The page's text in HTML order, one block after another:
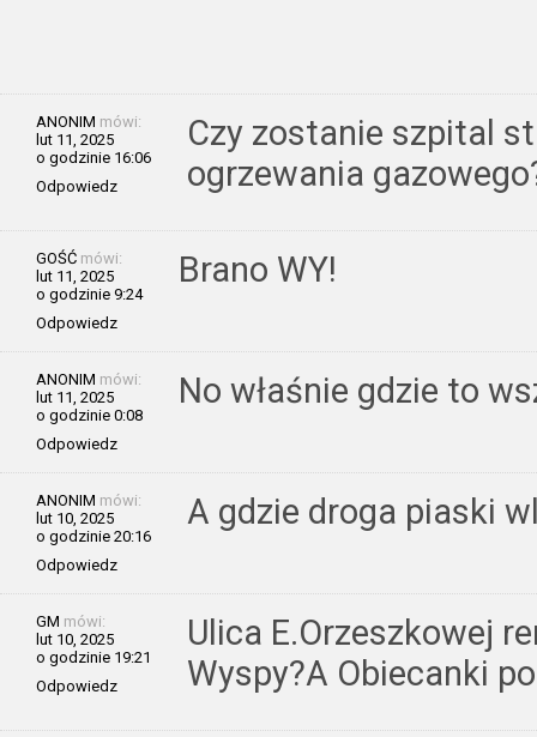
ANONIM mówi:
lut 11, 2025
o godzinie 16:06
Odpowiedz
Czy zostanie szpital
ogrzewania
GOŚĆ mówi:
lut 11, 2025
o godzinie 9:24
Odpowiedz
Brano WY!
ANONIM mówi:
lut 11, 2025
o godzinie 0:08
Odpowiedz
No właśnie gdzie to
ANONIM mówi:
lut 10, 2025
o godzinie 20:16
Odpowiedz
A gdzie droga piaski
GM mówi:
lut 10, 2025
o godzinie 19:21
Odpowiedz
Ulica E.Orzeszkowej
Wyspy?A Obiecanki